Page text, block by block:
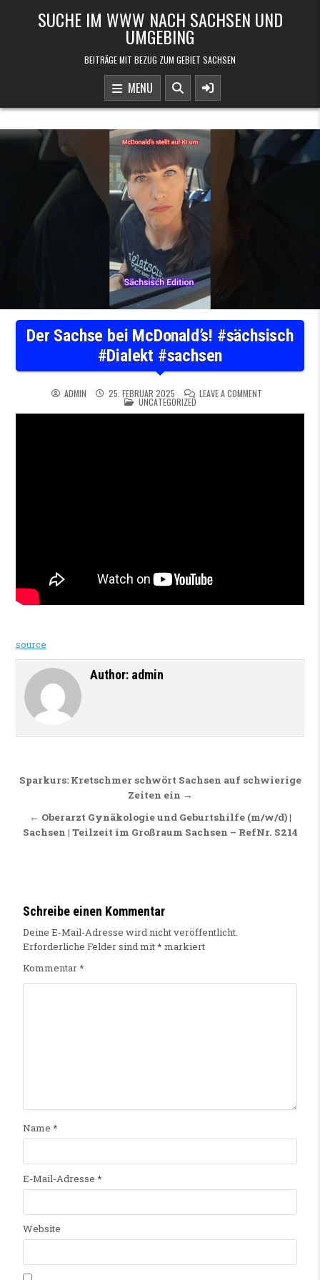
SUCHE IM WWW NACH SACHSEN UND
UMGEBING
BEITRÄGE MIT BEZUG ZUM GEBIET SACHSEN
MENU
Der Sachse bei McDonald’s! #sächsisch
#Dialekt #sachsen
ADMIN 25. FEBRUAR 2025 LEAVE A COMMENTON DER
POSTED IN
UNCATEGORIZED
source
Author: admin
Beitragsnavigation
Sparkurs: Kretschmer schwört Sachsen auf schwierige
Zeiten ein →
← Oberarzt Gynäkologie und Geburtshilfe (m/w/d) |
Sachsen | Teilzeit im Großraum Sachsen – RefNr. S214
Schreibe einen Kommentar
Deine E-Mail-Adresse wird nicht veröffentlicht.
Erforderliche Felder sind mit* markiert
Kommentar*
Name *
E-Mail-Adresse *
Website